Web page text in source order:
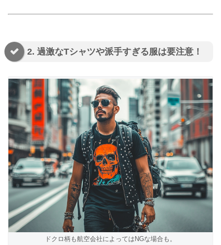
2. 過激なTシャツや派手すぎる服は要注意！
ドクロ柄も航空会社によってはNGな場合も。